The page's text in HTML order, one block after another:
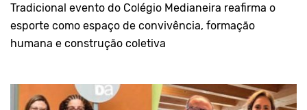
Tradicional evento do Colégio Medianeira reafirma o
esporte como espaço de convivência, formação
humana e construção coletiva